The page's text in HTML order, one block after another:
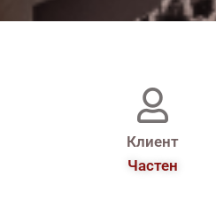
Клиент
Частен